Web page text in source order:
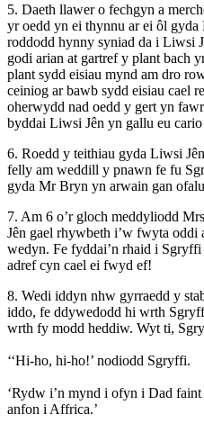
5. Daeth llawer o fechgyn a
yr oedd yn ei thynnu ar ei ôl
roddodd hynny syniad da i Liwsi
godi arian at gartref y plant bach
plant sydd eisiau mynd am dro
ceiniog ar bawb sydd eisiau cael
oherwydd nad oedd y gert yn
byddai Liwsi Jên yn gallu eu
6. Roedd y teithiau gyda Liwsi
felly am weddill y pnawn fe fu
gyda Mr Bryn yn arwain gan
7. Am 6 o’r gloch meddyliodd
Jên gael rhywbeth i’w fwyta oddi
wedyn. Fe fyddai’n rhaid i Sgryffi
adref cyn cael ei fwyd ef!
8. Wedi iddyn nhw gyrraedd y
iddo, fe ddywedodd hi wrth
wrth fy modd heddiw. Wyt ti,
‘‘Hi-ho, hi-ho!’ nodiodd Sgryffi.
‘Rydw i’n mynd i ofyn i Dad
anfon i Affrica.’